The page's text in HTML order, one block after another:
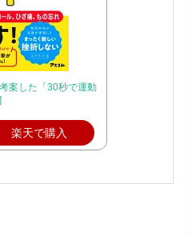
案した「30秒で運動
楽天で購入